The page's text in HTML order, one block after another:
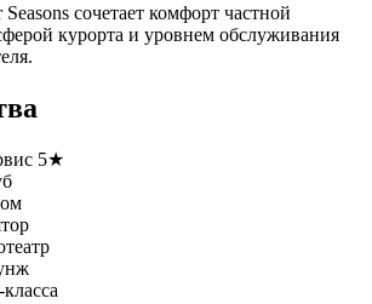
сочетает комфорт частной
курорта и уровнем обслуживания
5★